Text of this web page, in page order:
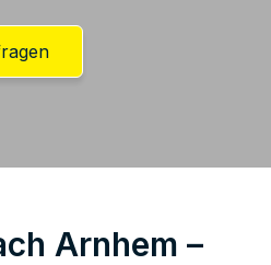
Arnhem –